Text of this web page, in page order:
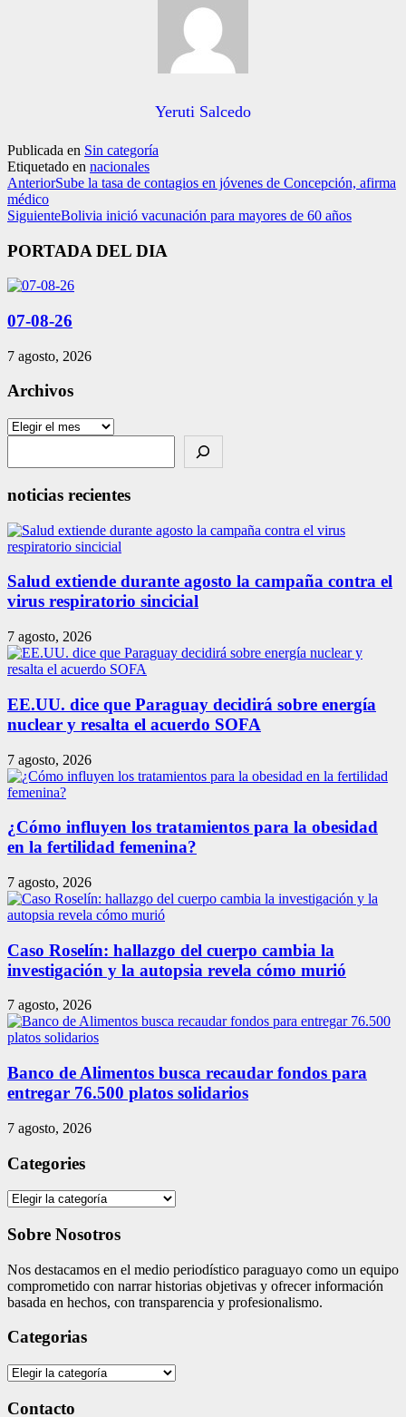
Yeruti Salcedo
Publicada en Sin categoría
Etiquetado en nacionales
AnteriorSube la tasa de contagios en jóvenes de Concepción, afirma
médico
SiguienteBolivia inició vacunación para mayores de 60 años
PORTADA DEL DIA
07-08-26
7 agosto, 2026
Archivos
Archivos
noticias recientes
Salud extiende durante agosto la campaña contra el
virus respiratorio sincicial
7 agosto, 2026
EE.UU. dice que Paraguay decidirá sobre energía
nuclear y resalta el acuerdo SOFA
7 agosto, 2026
¿Cómo influyen los tratamientos para la obesidad
en la fertilidad femenina?
7 agosto, 2026
Caso Roselín: hallazgo del cuerpo cambia la
investigación y la autopsia revela cómo murió
7 agosto, 2026
Banco de Alimentos busca recaudar fondos para
entregar 76.500 platos solidarios
7 agosto, 2026
Categories
Categories
Sobre Nosotros
Nos destacamos en el medio periodístico paraguayo como un equipo
comprometido con narrar historias objetivas y ofrecer información
basada en hechos, con transparencia y profesionalismo.
Categorias
Categorias
Contacto